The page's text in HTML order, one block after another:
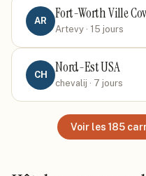
AR Fort-Worth Ville
Artevy · 15 jours
CH Nord-Est USA
chevalij · 7 jours
Voir les 185